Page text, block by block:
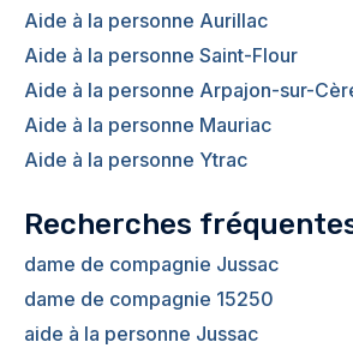
Aide à la personne Aurillac
Aide à la personne Saint-Flour
Aide à la personne Arpajon-sur-
Aide à la personne Mauriac
Aide à la personne Ytrac
Recherches
dame de compagnie Jussac
dame de compagnie 15250
aide à la personne Jussac